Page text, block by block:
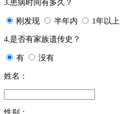
3.患病时间有多久？
刚发现 半年内 1年以上
4.是否有家族遗传史？
有 没有
姓名：
性别：